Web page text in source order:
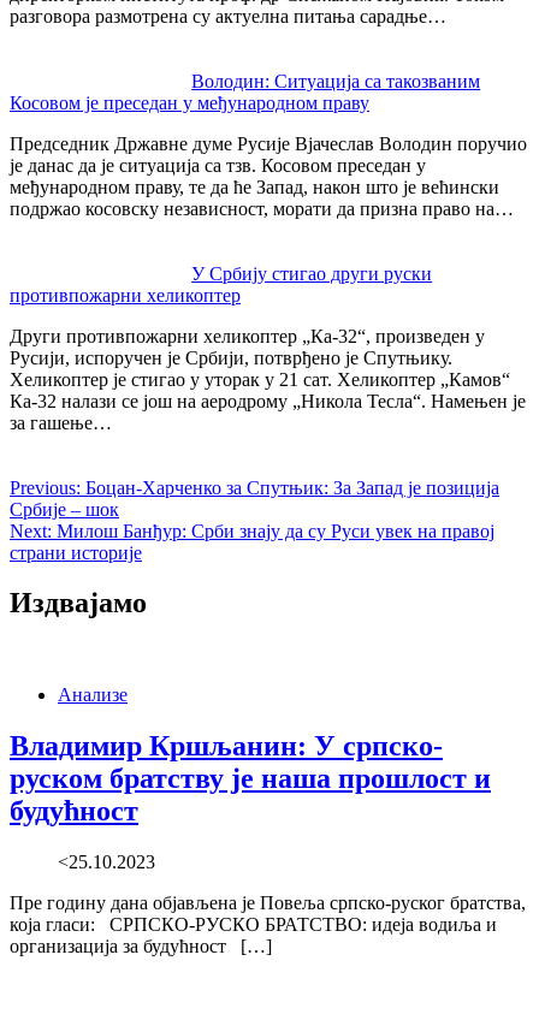
разговора размотрена су актуелна питања сарадње…
Володин: Ситуација са такозваним
Косовом је преседан у међународном праву
Председник Државне думе Русије Вјачеслав Володин поручио
је данас да је ситуација са тзв. Косовом преседан у
међународном праву, те да ће Запад, након што је већински
подржао косовску независност, морати да призна право на…
У Србију стигао други руски
противпожарни хеликоптер
Други противпожарни хеликоптер „Ка-32“, произведен у
Русији, испоручен је Србији, потврђено је Спутњику.
Хеликоптер је стигао у уторак у 21 сат. Хеликоптер „Камов“
Ка-32 налази се још на аеродрому „Никола Тесла“. Намењен је
за гашење…
Previous: Боцан-Харченко за Спутњик: За Запад је позиција
Србије – шок
Next: Милош Банђур: Срби знају да су Руси увек на правој
страни историје
Издвајамо
Анализе
Владимир Кршљанин: У српско-
руском братству је наша прошлост и
будућност
<25.10.2023
Пре годину дана објављена је Повеља српско-руског братства,
која гласи: СРПСКО-РУСКО БРАТСТВО: идеја водиља и
организација за будућност […]